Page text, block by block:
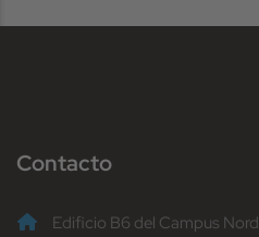
Contacto
Edificio B6 del Campus Nord